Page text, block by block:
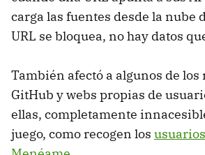
carga las fuentes desde la nube
URL se bloquea, no hay datos
También afectó a algunos de
GitHub y webs propias de
ellas, completamente
juego, como recogen los